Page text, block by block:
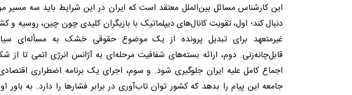
این کارشناس مسائل بین‌الملل معتقد است که ایران در این شرایط باید سه مسیر
دنبال کند؛ اول، تقویت کانال‌های دیپلماتیک با بازیگران کلیدی چون چین، روسیه و
غیرمتعهد برای تبدیل پرونده از یک موضوع حقوقی خشک به مسأله‌ای
قابل‌چانه‌زنی. دوم، ارائه بسته‌های شفافیت مرحله‌ای به آژانس انرژی اتمی تا از
اجماع کامل علیه ایران جلوگیری شود. و سوم، اجرای یک برنامه اضطراری
جامعه این پیام را بدهد که کشور توان تاب‌آوری در برابر فشارها را دارد. به باور